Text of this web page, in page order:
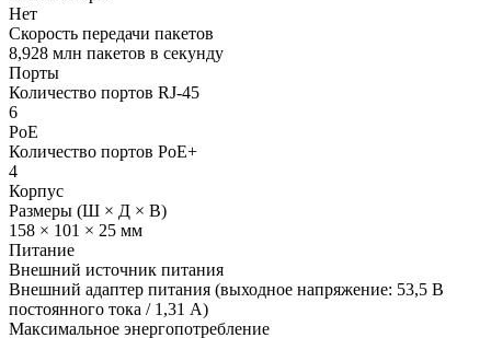
Нет
Скорость передачи пакетов
8,928 млн пакетов в секунду
Порты
Количество портов RJ-45
6
PoE
Количество портов PoE+
4
Корпус
Размеры (Ш × Д × В)
158 × 101 × 25 мм
Питание
Внешний источник питания
Внешний адаптер питания (выходное напряжение: 53,5 В
постоянного тока / 1,31 А)
Максимальное энергопотребление